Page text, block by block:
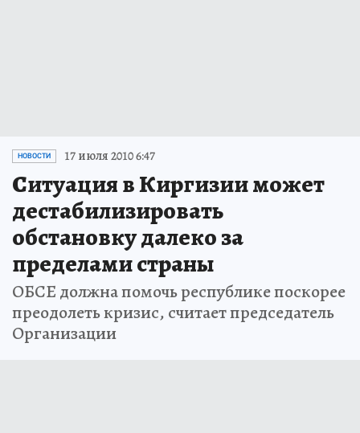
НОВОСТИ 17 июля 2010 6:47
Ситуация в Киргизии может
дестабилизировать
обстановку далеко за
пределами страны
ОБСЕ должна помочь республике поскорее
преодолеть кризис, считает председатель
Организации